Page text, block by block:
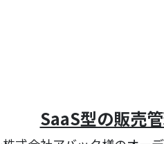
SaaS型の販売